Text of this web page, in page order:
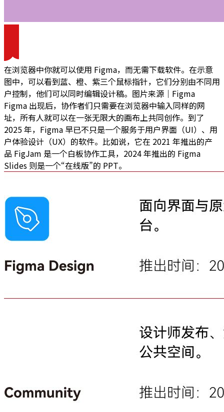
在浏览器中你就可以使用 Figma，而无需下载软件。在示意
图中，可以看到蓝、橙、紫三个鼠标指针，它们分别由不同用
户控制，他们可以同时编辑设计稿。图片来源｜Figma
Figma 出现后，协作者们只需要在浏览器中输入同样的网
址，所有人就可以在一张无限大的画布上共同创作。到了
2025 年，Figma 早已不只是一个服务于用户界面（UI）、用
户体验设计（UX）的软件。比如说，它在 2021 年推出的产
品 FigJam 是一个白板协作工具，2024 年推出的 Figma
Slides 则是一个“在线版”的 PPT。